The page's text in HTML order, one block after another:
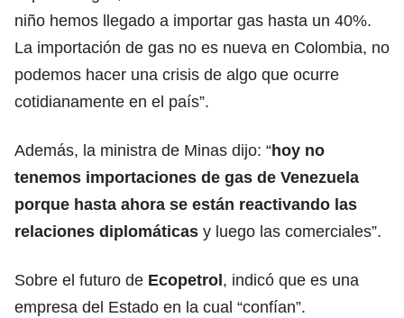
niño hemos llegado a importar gas hasta un 40%.
La importación de gas no es nueva en Colombia, no
podemos hacer una crisis de algo que ocurre
cotidianamente en el país”.
Además, la ministra de Minas dijo: “hoy no
tenemos importaciones de gas de Venezuela
porque hasta ahora se están reactivando las
relaciones diplomáticas y luego las comerciales”.
Sobre el futuro de Ecopetrol, indicó que es una
empresa del Estado en la cual “confían”.